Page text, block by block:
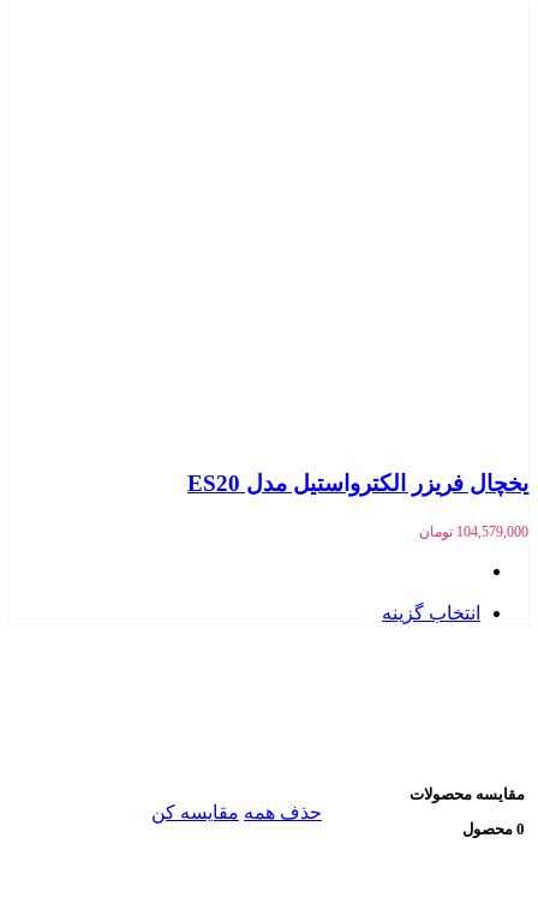
یخچال فریزر الکترواستیل مدل ES20
104,579,000 تومان
انتخاب گزینه
مقایسه محصولات
0 محصول
حذف همه مقایسه کن